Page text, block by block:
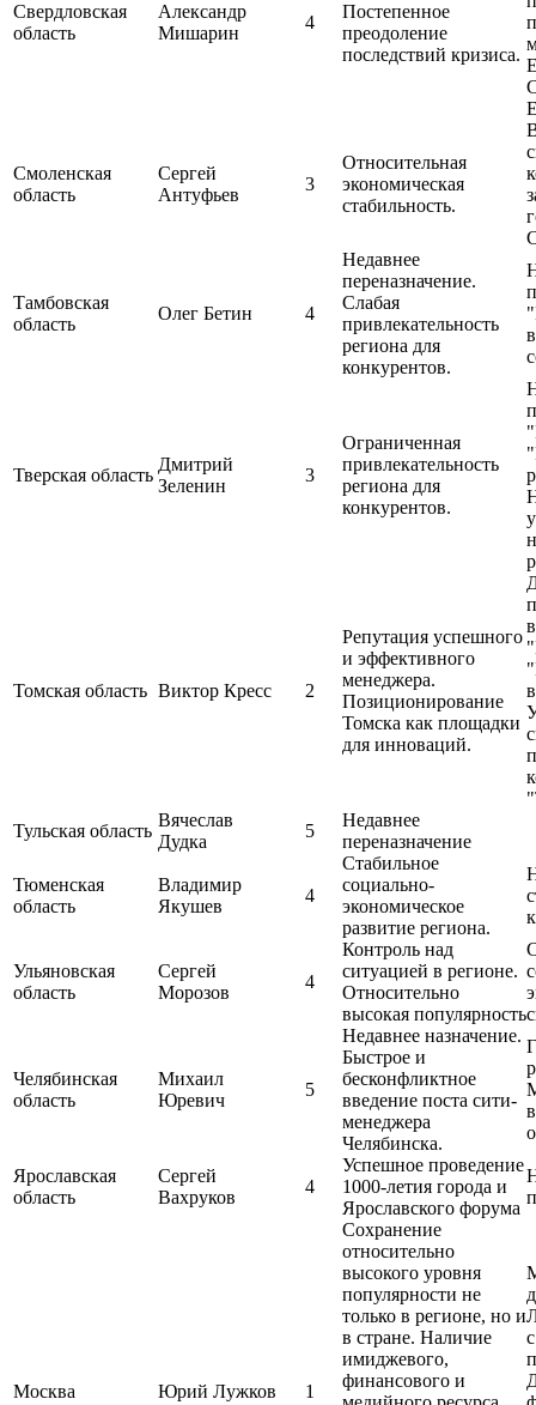
Свердловская
область
Александр
Мишарин
4
Постепенное
преодоление
последствий кризиса.
Смоленская
область
Сергей
Антуфьев
3
Относительная
экономическая
стабильность.
Тамбовская
область
Олег Бетин 4
Недавнее
переназначение.
Слабая
привлекательность
региона для
конкурентов.
Тверская область
Дмитрий
Зеленин
3
Ограниченная
привлекательность
региона для
конкурентов.
Томская область Виктор Кресс 2
Репутация успешного
и эффективного
менеджера.
Позиционирование
Томска как площадки
для инноваций.
Тульская область
Вячеслав
Дудка
5
Недавнее
переназначение
Тюменская
область
Владимир
Якушев
4
Стабильное
социально-
экономическое
развитие региона.
Ульяновская
область
Сергей
Морозов
4
Контроль над
ситуацией в регионе.
Относительно
высокая популярность
Челябинская
область
Михаил
Юревич
5
Недавнее назначение.
Быстрое и
бесконфликтное
введение поста сити-
менеджера
Челябинска.
Ярославская
область
Сергей
Вахруков
4
Успешное проведение
1000-летия города и
Ярославского форума
Москва Юрий Лужков 1
Сохранение
относительно
высокого уровня
популярности не
только в регионе, но и
в стране. Наличие
имиджевого,
финансового и